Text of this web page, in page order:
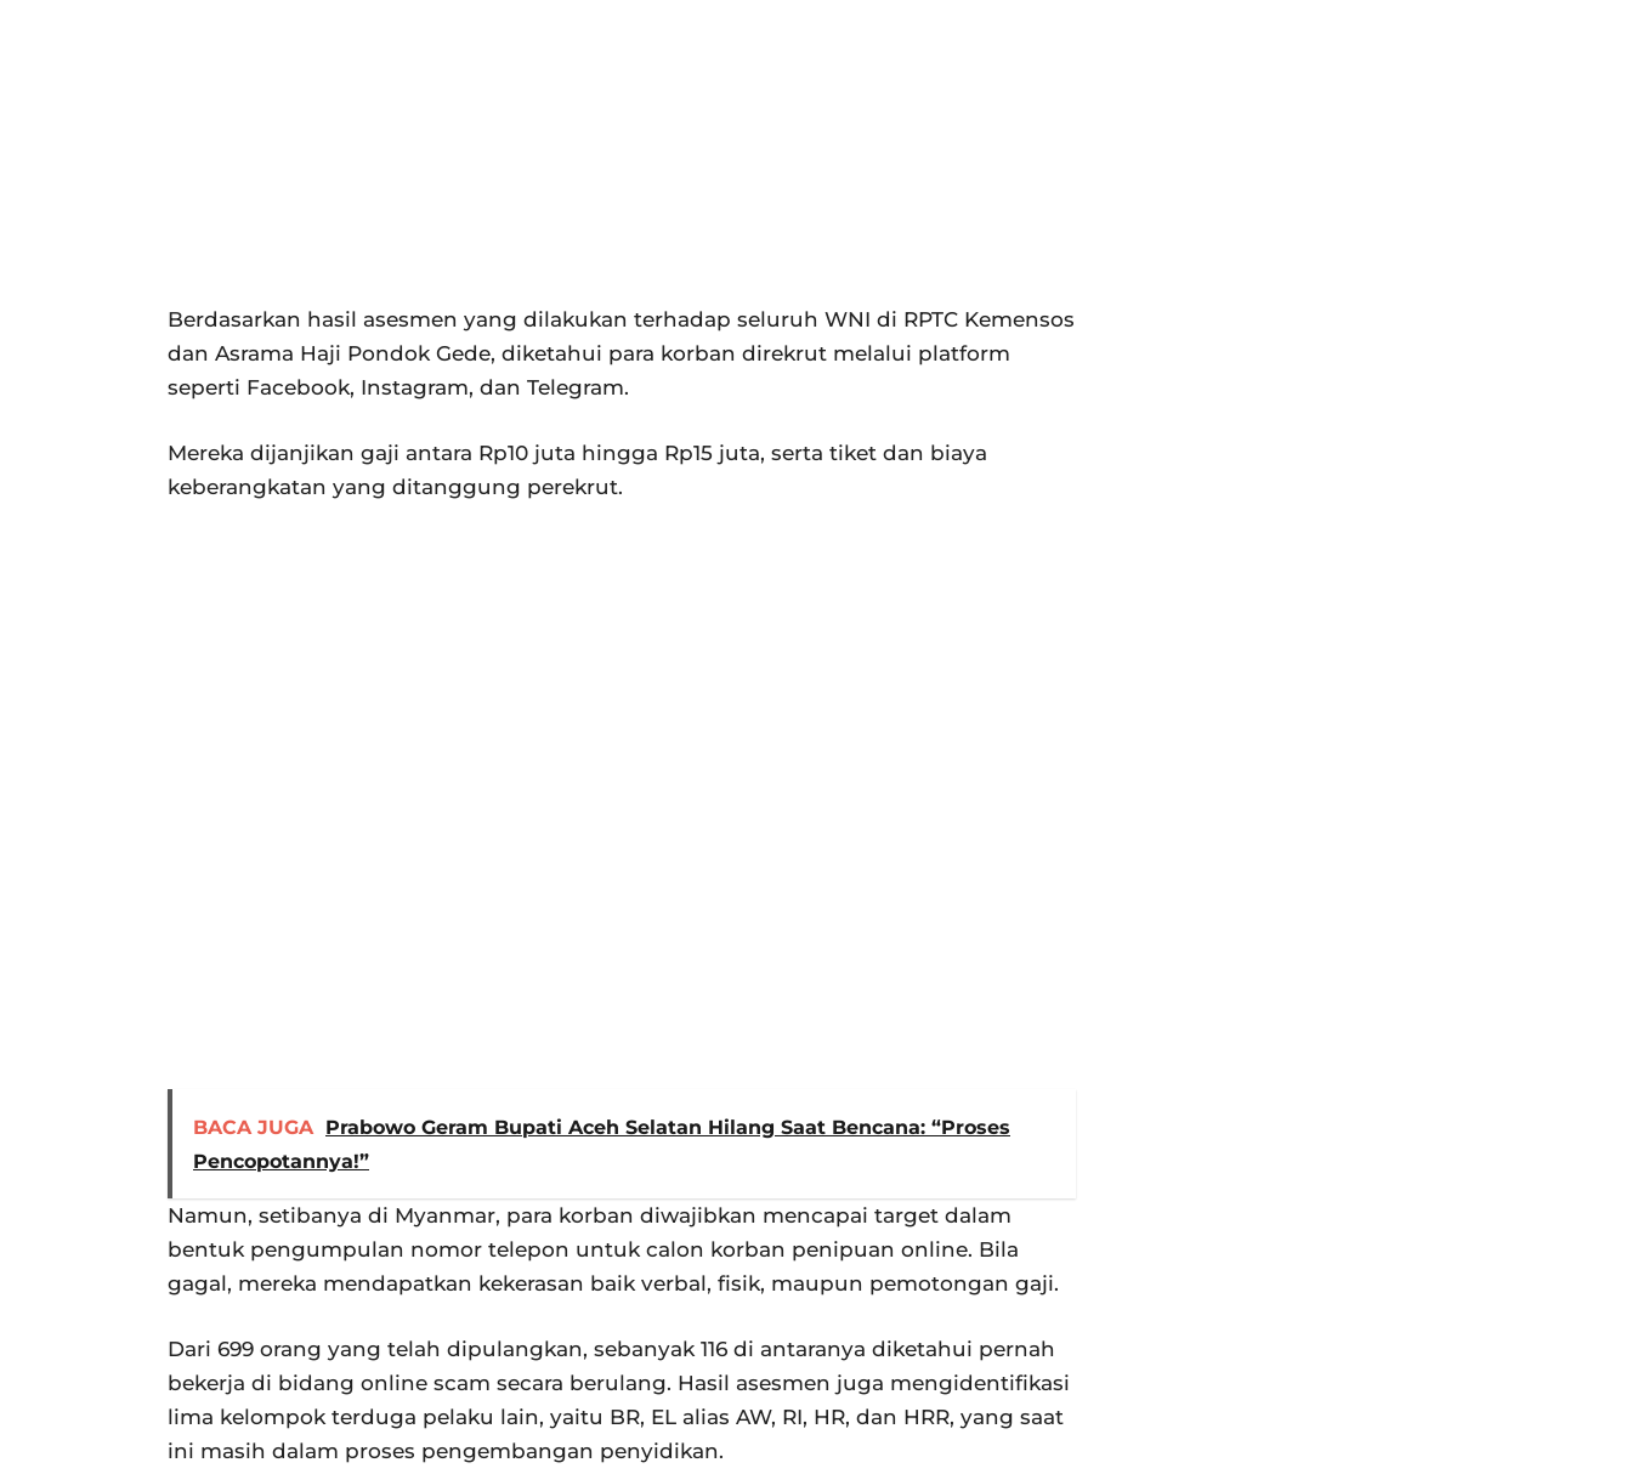
Berdasarkan hasil asesmen yang dilakukan terhadap seluruh WNI di RPTC Kemensos
dan Asrama Haji Pondok Gede, diketahui para korban direkrut melalui platform
seperti Facebook, Instagram, dan Telegram.
Mereka dijanjikan gaji antara Rp10 juta hingga Rp15 juta, serta tiket dan biaya
keberangkatan yang ditanggung perekrut.
BACA JUGA Prabowo Geram Bupati Aceh Selatan Hilang Saat Bencana: “Proses
Pencopotannya!”
Namun, setibanya di Myanmar, para korban diwajibkan mencapai target dalam
bentuk pengumpulan nomor telepon untuk calon korban penipuan online. Bila
gagal, mereka mendapatkan kekerasan baik verbal, fisik, maupun pemotongan gaji.
Dari 699 orang yang telah dipulangkan, sebanyak 116 di antaranya diketahui pernah
bekerja di bidang online scam secara berulang. Hasil asesmen juga mengidentifikasi
lima kelompok terduga pelaku lain, yaitu BR, EL alias AW, RI, HR, dan HRR, yang saat
ini masih dalam proses pengembangan penyidikan.